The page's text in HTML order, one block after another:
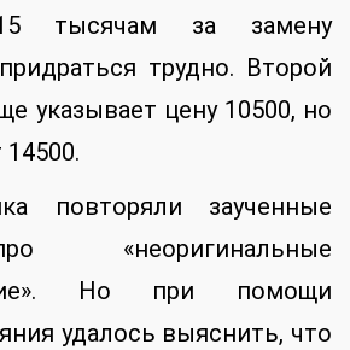
тысячам за замену
трудно. Второй
указывает цену 10500, но
14500.
повторяли заученные
«неоригинальные
Но при помощи
удалось выяснить, что